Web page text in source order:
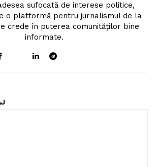
sufocată de interese politice,
o platformă pentru jurnalismul de la
crede în puterea comunităților bine
informate.